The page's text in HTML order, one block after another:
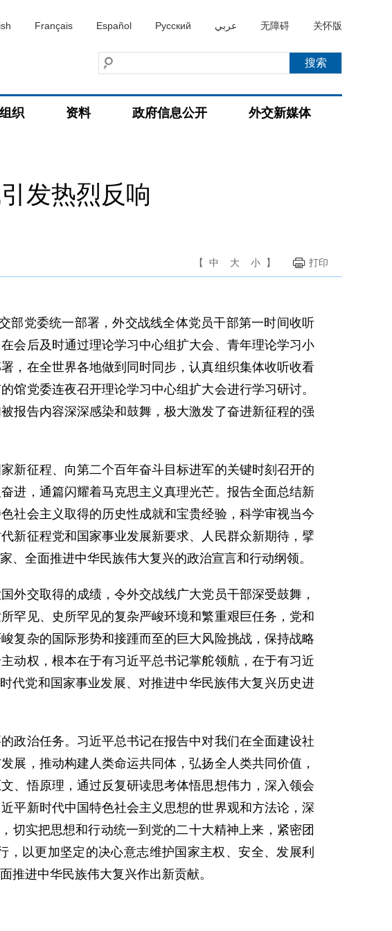
Français Español Русский عربي 无障碍 关怀版
织 资料 政府信息公开 外交新媒体
发热烈反响
【 中 大 小 】 打印
部党委统一部署，外交战线全体党员干部第一时间收听
会后及时通过理论学习中心组扩大会、青年理论学习小
，在全世界各地做到同时同步，认真组织集体收听收看
馆党委连夜召开理论学习中心组扩大会进行学习研讨。
报告内容深深感染和鼓舞，极大激发了奋进新征程的强
新征程、向第二个百年奋斗目标进军的关键时刻召开的
进，通篇闪耀着马克思主义真理光芒。报告全面总结新
社会主义取得的历史性成就和宝贵经验，科学审视当今
新征程党和国家事业发展新要求、人民群众新期待，擘
全面推进中华民族伟大复兴的政治宣言和行动纲领。
外交取得的成绩，令外交战线广大党员干部深受鼓舞，
罕见、史所罕见的复杂严峻环境和繁重艰巨任务，党和
复杂的国际形势和接踵而至的巨大风险挑战，保持战略
动权，根本在于有习近平总书记掌舵领航，在于有习近
代党和国家事业发展、对推进中华民族伟大复兴历史进
政治任务。习近平总书记在报告中对我们在全面建设社
展，推动构建人类命运共同体，弘扬全人类共同价值，
、悟原理，通过反复研读思考体悟思想伟力，深入领会
平新时代中国特色社会主义思想的世界观和方法论，深
切实把思想和行动统一到党的二十大精神上来，紧密团
以更加坚定的决心意志维护国家主权、安全、发展利
推进中华民族伟大复兴作出新贡献。